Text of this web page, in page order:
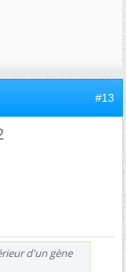
#13
d'un gène